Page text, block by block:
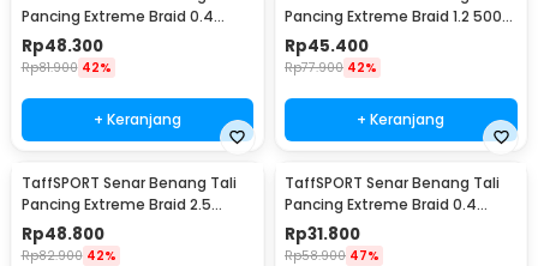
Pancing Extreme Braid 0.4
500M - FM-PEL
Rp48.300
Rp81.900 42%
+ Keranjang
Pancing Extreme Braid 1.2 500M
- FM-PEL
Rp45.400
Rp77.900 42%
+ Keranjang
TaffSPORT Senar Benang Tali
Pancing Extreme Braid 2.5
500M - FM-PEL
Rp48.800
Rp82.900 42%
TaffSPORT Senar Benang Tali
Pancing Extreme Braid 0.4
300M - FM-PEL
Rp31.800
Rp58.900 47%